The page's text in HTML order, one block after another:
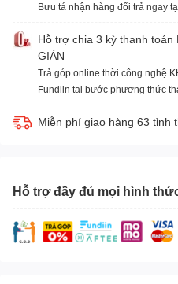
Bưu tá nhận hàng đổi trả ngay
Hỗ trợ chia 3 kỳ thanh
GIẢN
Trả góp online thời công nghệ
Fundiin tại bước phương thức
Miễn phí giao hàng 63 tỉnh
Hỗ trợ đầy đủ mọi hình